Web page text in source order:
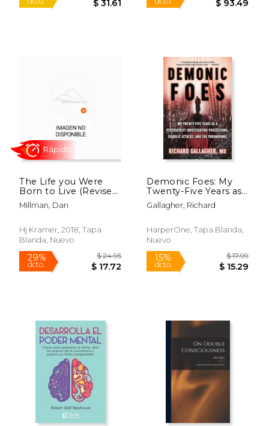
$ 31.61
The Life you Were
Born to Live (Revised
25Th Anniversary
Edition): A Guide to
Purpose (en Inglés)
Millman, Dan
Hj Kramer, 2018, Tapa
Blanda, Nuevo
Demonic Foes: My
Twenty-Five Years as
a Psychiatrist
Investigating
Attacks, and the
Paranormal (en
Gallagher, Richard
HarperOne, Tapa Blanda,
Nuevo